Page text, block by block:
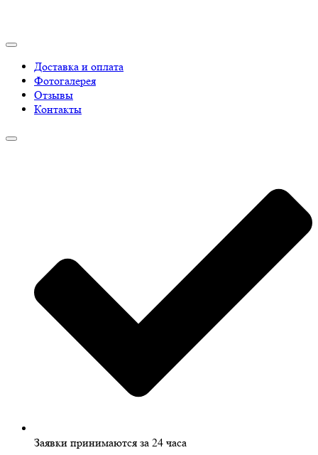
Доставка и оплата
Фотогалерея
Отзывы
Контакты
Заявки принимаются за 24 часа